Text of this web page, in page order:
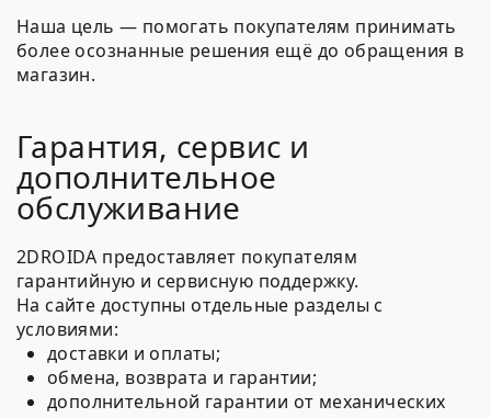
Наша цель — помогать покупателям принимать
более осознанные решения ещё до обращения в
магазин.
Гарантия, сервис и
дополнительное
обслуживание
2DROIDA предоставляет покупателям
гарантийную и сервисную поддержку.
На сайте доступны отдельные разделы с
условиями:
доставки и оплаты;
обмена, возврата и гарантии;
дополнительной гарантии от механических